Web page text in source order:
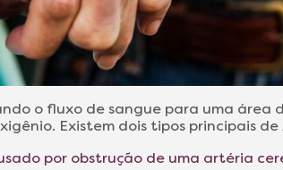
o fluxo de sangue para uma área
Existem dois tipos principais de
por obstrução de uma artéria